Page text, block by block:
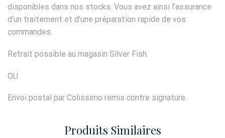
disponibles dans nos stocks. Vous avez ainsi l’assurance
d’un traitement et d’une préparation rapide de vos
commandes.
Retrait possible au magasin Silver Fish.
OU
Envoi postal par Colissimo remis contre signature.
Produits Similaires